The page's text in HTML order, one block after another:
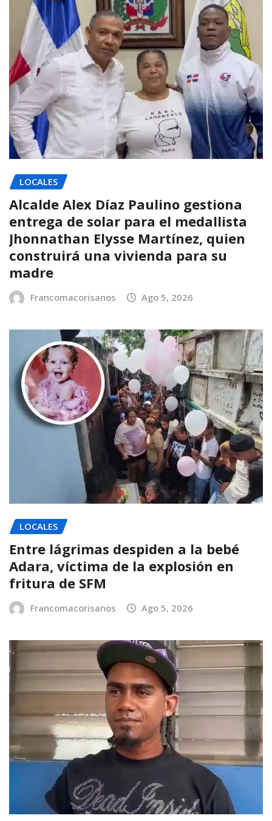
LOCALES
Alcalde Alex Díaz Paulino gestiona
entrega de solar para el medallista
Jhonnathan Elysse Martínez, quien
construirá una vivienda para su
madre
Francomacorisanos Ago 5, 2026
LOCALES
Entre lágrimas despiden a la bebé
Adara, víctima de la explosión en
fritura de SFM
Francomacorisanos Ago 5, 2026